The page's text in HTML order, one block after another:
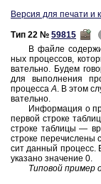
Версия для печати и
Тип 22 № 59815
В файле
ных про­цес­сов,
ва­тель­но. Будем
для вы­пол­не­ния
про­цес­саA. В этом
ва­тель­но.
Ин­фор­ма­ция о
пер­вой стро­ке
стро­ке таб­ли­цы —
стро­ке пе­ре­чис­ле­ны
сит дан­ный про­цесс.
ука­за­но зна­че­ние 0.
Ти­по­вой при­мер